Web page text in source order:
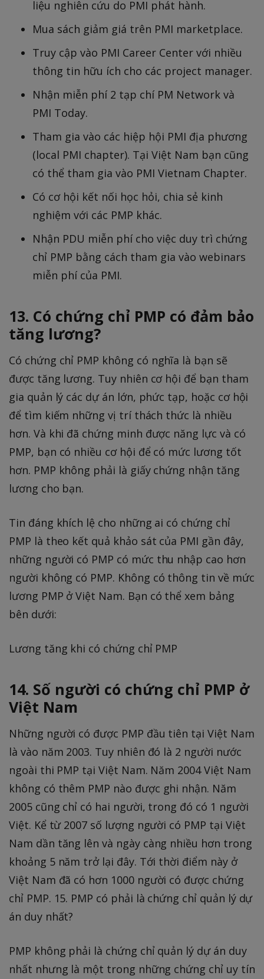
liệu nghiên cứu do PMI phát hành.
Mua sách giảm giá trên PMI marketplace.
Truy cập vào PMI Career Center với nhiều
thông tin hữu ích cho các project manager.
Nhận miễn phí 2 tạp chí PM Network và
PMI Today.
Tham gia vào các hiệp hội PMI địa phương
(local PMI chapter). Tại Việt Nam bạn cũng
có thể tham gia vào PMI Vietnam Chapter.
Có cơ hội kết nối học hỏi, chia sẻ kinh
nghiệm với các PMP khác.
Nhận PDU miễn phí cho việc duy trì chứng
chỉ PMP bằng cách tham gia vào webinars
miễn phí của PMI.
13. Có chứng chỉ PMP có đảm bảo
tăng lương?
Có chứng chỉ PMP không có nghĩa là bạn sẽ
được tăng lương. Tuy nhiên cơ hội để bạn tham
gia quản lý các dự án lớn, phức tạp, hoặc cơ hội
để tìm kiếm những vị trí thách thức là nhiều
hơn. Và khi đã chứng minh được năng lực và có
PMP, bạn có nhiều cơ hội để có mức lương tốt
hơn. PMP không phải là giấy chứng nhận tăng
lương cho bạn.
Tin đáng khích lệ cho những ai có chứng chỉ
PMP là theo kết quả khảo sát của PMI gần đây,
những người có PMP có mức thu nhập cao hơn
người không có PMP. Không có thông tin về mức
lương PMP ở Việt Nam. Bạn có thể xem bảng
bên dưới:
Lương tăng khi có chứng chỉ PMP
14. Số người có chứng chỉ PMP ở
Việt Nam
Những người có được PMP đầu tiên tại Việt Nam
là vào năm 2003. Tuy nhiên đó là 2 người nước
ngoài thi PMP tại Việt Nam. Năm 2004 Việt Nam
không có thêm PMP nào được ghi nhận. Năm
2005 cũng chỉ có hai người, trong đó có 1 người
Việt. Kể từ 2007 số lượng người có PMP tại Việt
Nam dần tăng lên và ngày càng nhiều hơn trong
khoảng 5 năm trở lại đây. Tới thời điểm này ở
Việt Nam đã có hơn 1000 người có được chứng
chỉ PMP. 15. PMP có phải là chứng chỉ quản lý dự
án duy nhất?
PMP không phải là chứng chỉ quản lý dự án duy
nhất nhưng là một trong những chứng chỉ uy tín